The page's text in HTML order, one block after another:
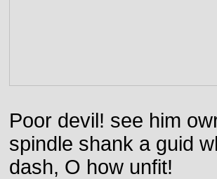
Poor devil! see him
spindle shank a guid
dash, O how unfit!